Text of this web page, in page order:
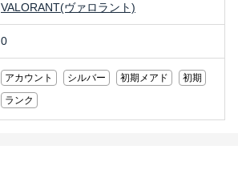
VALORANT(ヴァロラント)
0
アカウント シルバー 初期メアド
初期
ランク